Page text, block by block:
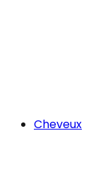
Cheveux